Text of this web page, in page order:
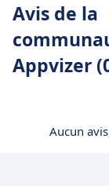
Avis de la
Appvizer
Aucun